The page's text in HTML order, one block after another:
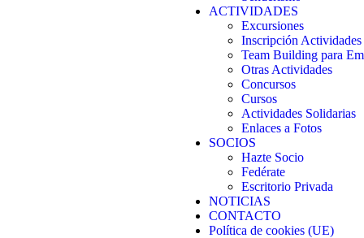
ACTIVIDADES
Excursiones
Inscripción Actividades
Team Building para
Otras Actividades
Concursos
Cursos
Actividades Solidarias
Enlaces a Fotos
SOCIOS
Hazte Socio
Fedérate
Escritorio Privada
NOTICIAS
CONTACTO
Política de cookies (UE)